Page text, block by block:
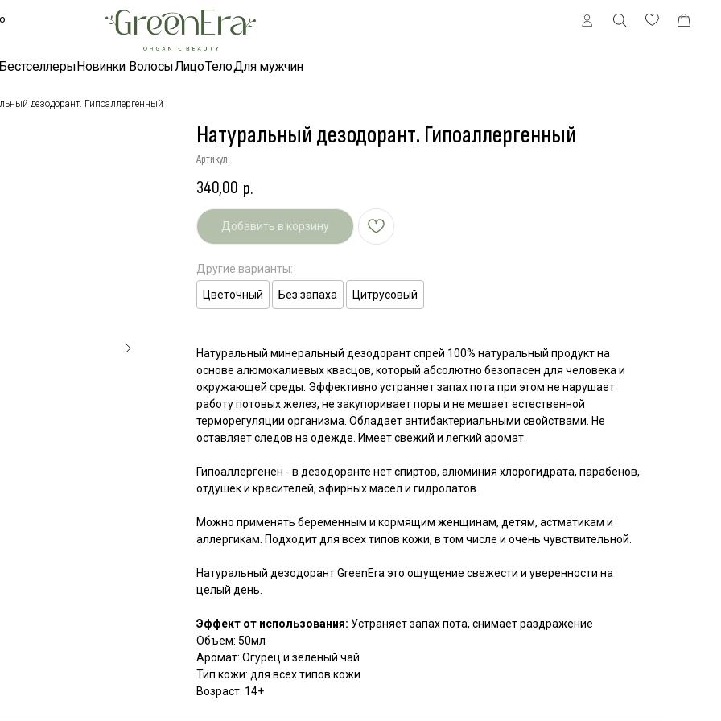
Волосы Лицо Для мужчин
дезодорант. Гипоаллергенный
Натуральный дезодорант. Гипоаллергенный
Артикул:
340,00 р.
Добавить в корзину
Другие варианты:
Цветочный
Без запаха Цитрусовый
Натуральный минеральный дезодорант спрей 100% натуральный продукт на
основе алюмокалиевых квасцов, который абсолютно безопасен для человека и
окружающей среды. Эффективно устраняет запах пота при этом не нарушает
работу потовых желез, не закупоривает поры и не мешает естественной
терморегуляции организма. Обладает антибактериальными свойствами. Не
оставляет следов на одежде. Имеет свежий и легкий аромат.
Гипоаллергенен - в дезодоранте нет спиртов, алюминия хлорогидрата, парабенов,
отдушек и красителей, эфирных масел и гидролатов.
Можно применять беременным и кормящим женщинам, детям, астматикам и
аллергикам. Подходит для всех типов кожи, в том числе и очень чувствительной.
Натуральный дезодорант GreenEra это ощущение свежести и уверенности на
целый день.
Эффект от использования: Устраняет запах пота, снимает раздражение
Объем: 50мл
Аромат: Огурец и зеленый чай
Тип кожи: для всех типов кожи
Возраст: 14+